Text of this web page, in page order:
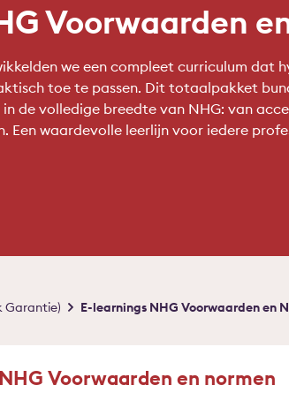
Voorwaarden
we een compleet curriculum dat
toe te passen. Dit totaalpakket
de volledige breedte van NHG: van
waardevolle leerlijn voor iedere
Garantie) E-learnings NHG Voorwaarden en
Voorwaarden en normen